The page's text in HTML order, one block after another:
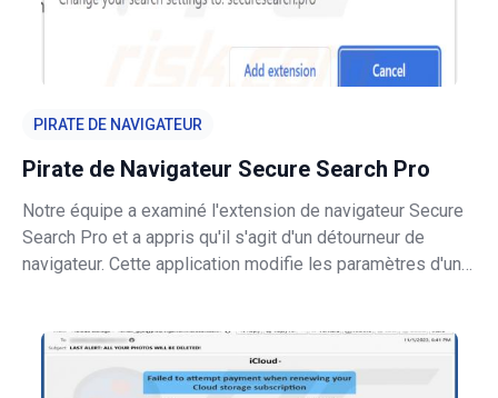
PIRATE DE NAVIGATEUR
Pirate de Navigateur Secure Search Pro
Notre équipe a examiné l'extension de navigateur Secure
Search Pro et a appris qu'il s'agit d'un détourneur de
navigateur. Cette application modifie les paramètres d'un
Search Pro en ins